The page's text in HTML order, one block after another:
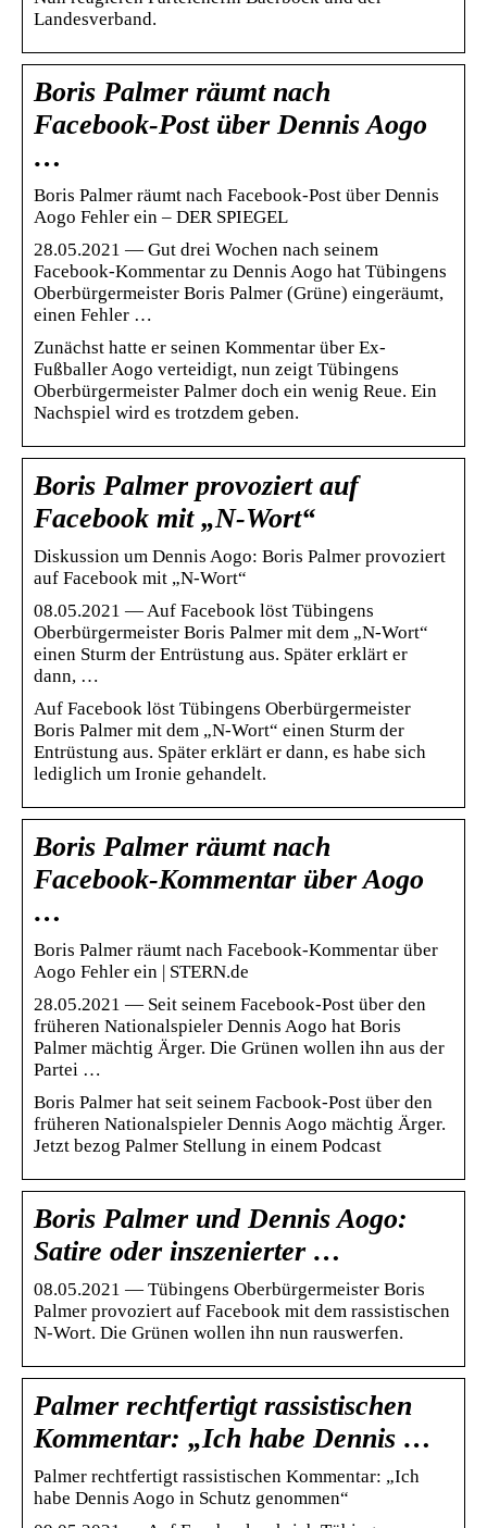
Landesverband.
Boris Palmer räumt nach
Facebook-Post über Dennis Aogo
…
Boris Palmer räumt nach Facebook-Post über Dennis
Aogo Fehler ein – DER SPIEGEL
28.05.2021 — Gut drei Wochen nach seinem
Facebook-Kommentar zu Dennis Aogo hat Tübingens
Oberbürgermeister Boris Palmer (Grüne) eingeräumt,
einen Fehler …
Zunächst hatte er seinen Kommentar über Ex-
Fußballer Aogo verteidigt, nun zeigt Tübingens
Oberbürgermeister Palmer doch ein wenig Reue. Ein
Nachspiel wird es trotzdem geben.
Boris Palmer provoziert auf
Facebook mit „N-Wort“
Diskussion um Dennis Aogo: Boris Palmer provoziert
auf Facebook mit „N-Wort“
08.05.2021 — Auf Facebook löst Tübingens
Oberbürgermeister Boris Palmer mit dem „N-Wort“
einen Sturm der Entrüstung aus. Später erklärt er
dann, …
Auf Facebook löst Tübingens Oberbürgermeister
Boris Palmer mit dem „N-Wort“ einen Sturm der
Entrüstung aus. Später erklärt er dann, es habe sich
lediglich um Ironie gehandelt.
Boris Palmer räumt nach
Facebook-Kommentar über Aogo
…
Boris Palmer räumt nach Facebook-Kommentar über
Aogo Fehler ein | STERN.de
28.05.2021 — Seit seinem Facebook-Post über den
früheren Nationalspieler Dennis Aogo hat Boris
Palmer mächtig Ärger. Die Grünen wollen ihn aus der
Partei …
Boris Palmer hat seit seinem Facbook-Post über den
früheren Nationalspieler Dennis Aogo mächtig Ärger.
Jetzt bezog Palmer Stellung in einem Podcast
Boris Palmer und Dennis Aogo:
Satire oder inszenierter …
08.05.2021 — Tübingens Oberbürgermeister Boris
Palmer provoziert auf Facebook mit dem rassistischen
N-Wort. Die Grünen wollen ihn nun rauswerfen.
Palmer rechtfertigt rassistischen
Kommentar: „Ich habe Dennis …
Palmer rechtfertigt rassistischen Kommentar: „Ich
habe Dennis Aogo in Schutz genommen“